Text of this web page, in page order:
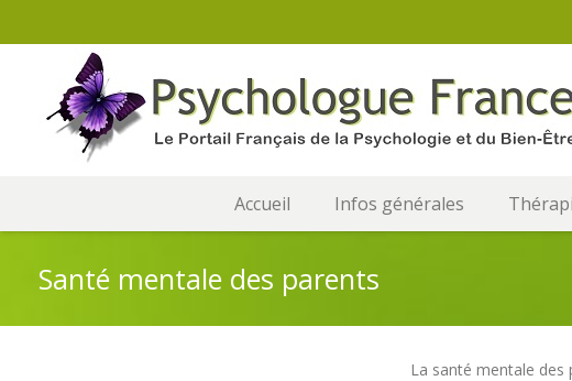
Accueil Infos générales
Santé mentale des parents
La santé mentale des